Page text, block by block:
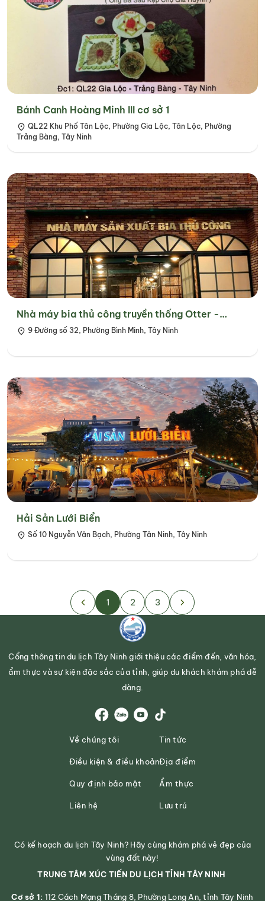
Bánh Canh Hoàng Minh III cơ sở 1
QL22 Khu Phố Tân Lộc, Phường Gia Lộc, Tân Lộc, Phường
Trảng Bàng, Tây Ninh
Nhà máy bia thủ công truyền thống Otter -
Badenbeer Tây Ninh
9 Đường số 32, Phường Bình Minh, Tây Ninh
Hải Sản Lưới Biển
Số 10 Nguyễn Văn Bạch, Phường Tân Ninh, Tây Ninh
1 2 3
Cổng thông tin du lịch Tây Ninh giới thiệu các điểm đến, văn hóa,
ẩm thực và sự kiện đặc sắc của tỉnh, giúp du khách khám phá dễ
dàng.
Về chúng tôi
Điều kiện & điều khoản
Quy định bảo mật
Liên hệ
Tin tức
Địa điểm
Ẩm thực
Lưu trú
Có kế hoạch du lịch Tây Ninh? Hãy cùng khám phá vẻ đẹp của
vùng đất này!
TRUNG TÂM XÚC TIẾN DU LỊCH TỈNH TÂY NINH
Cơ sở 1: 112 Cách Mạng Tháng 8, Phường Long An, tỉnh Tây Ninh